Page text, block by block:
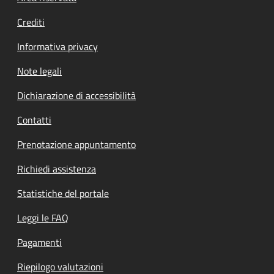
Crediti
Informativa privacy
Note legali
Dichiarazione di accessibilità
Contatti
Prenotazione appuntamento
Richiedi assistenza
Statistiche del portale
Leggi le FAQ
Pagamenti
Riepilogo valutazioni